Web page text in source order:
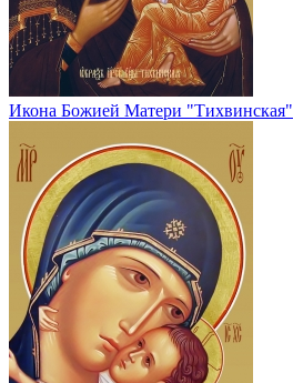
Икона Божией Матери "Тихвинская"